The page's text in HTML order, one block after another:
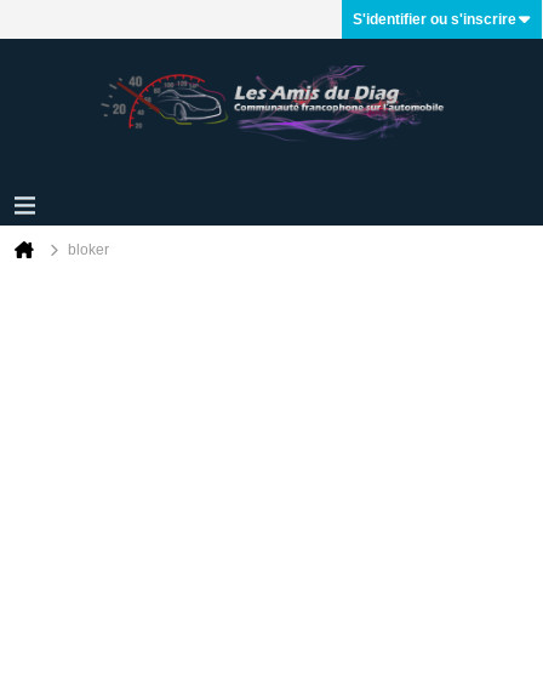
S'identifier ou s'inscrire
bloker